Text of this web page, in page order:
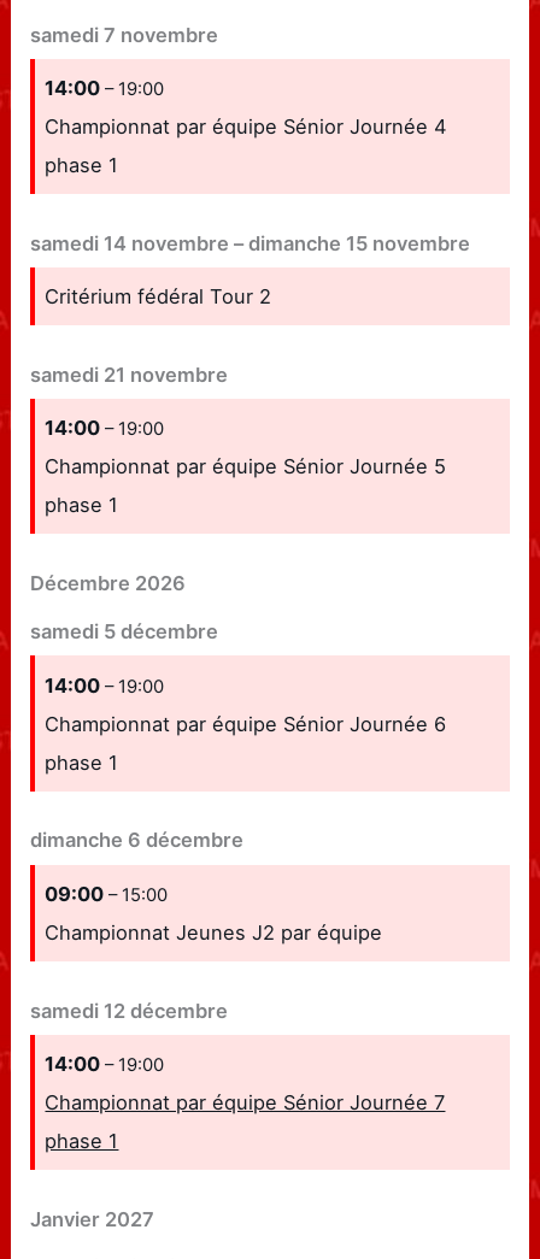
samedi 7 novembre
14:00– 19:00
Championnat par équipe Sénior Journée 4
phase 1
samedi 14 novembre –dimanche 15 novembre
Critérium fédéral Tour 2
samedi 21 novembre
14:00– 19:00
Championnat par équipe Sénior Journée 5
phase 1
Décembre 2026
samedi 5 décembre
14:00– 19:00
Championnat par équipe Sénior Journée 6
phase 1
dimanche 6 décembre
09:00– 15:00
Championnat Jeunes J2 par équipe
samedi 12 décembre
14:00– 19:00
Championnat par équipe Sénior Journée 7
phase 1
Janvier 2027